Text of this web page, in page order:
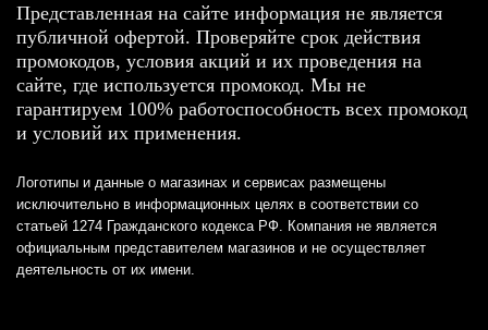
Представленная на сайте информация не является
публичной офертой. Проверяйте срок действия
промокодов, условия акций и их проведения на
сайте, где используется промокод. Мы не
гарантируем 100% работоспособность всех промокод
и условий их применения.
Логотипы и данные о магазинах и сервисах размещены
исключительно в информационных целях в соответствии со
статьей 1274 Гражданского кодекса РФ. Компания не является
официальным представителем магазинов и не осуществляет
деятельность от их имени.